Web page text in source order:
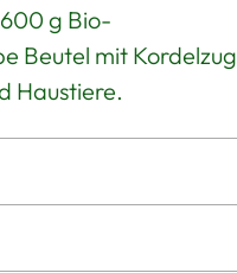
g Bio-
Beutel mit Kordelzug
Haustiere.